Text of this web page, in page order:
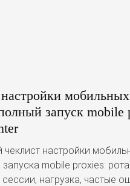
мобильных
запуск mobile
настройки
mobile proxies:
сессии, нагрузка, частые